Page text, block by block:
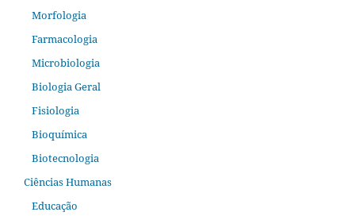
Morfologia
Farmacologia
Microbiologia
Biologia Geral
Fisiologia
Bioquímica
Biotecnologia
Ciências Humanas
Educação